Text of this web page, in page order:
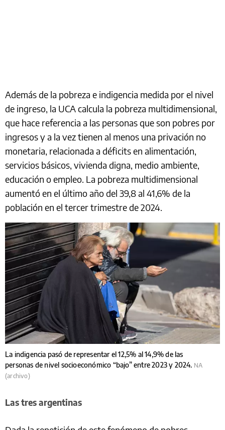
Además de la pobreza e indigencia medida por el nivel
de ingreso, la UCA calcula la pobreza multidimensional,
que hace referencia a las personas que son pobres por
ingresos y a la vez tienen al menos una privación no
monetaria, relacionada a déficits en alimentación,
servicios básicos, vivienda digna, medio ambiente,
educación o empleo. La pobreza multidimensional
aumentó en el último año del 39,8 al 41,6% de la
población en el tercer trimestre de 2024.
La indigencia pasó de representar el 12,5% al 14,9% de las
personas de nivel socioeconómico “bajo” entre 2023 y 2024. NA
(archivo)
Las tres argentinas